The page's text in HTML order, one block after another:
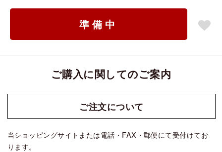
準備中
ご購入に関してのご案内
ご注文について
当ショッピングサイトまたは電話・FAX・郵便にて受付けてお
ります。